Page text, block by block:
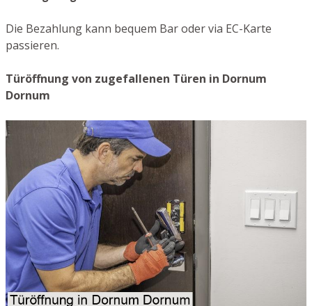
Die Bezahlung kann bequem Bar oder via EC-Karte
passieren.
Türöffnung von zugefallenen Türen in Dornum
Dornum